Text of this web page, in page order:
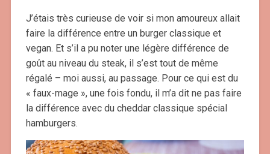
J’étais très curieuse de voir si mon amoureux allait
faire la différence entre un burger classique et
vegan. Et s’il a pu noter une légère différence de
goût au niveau du steak, il s’est tout de même
régalé – moi aussi, au passage. Pour ce qui est du
« faux-mage », une fois fondu, il m’a dit ne pas faire
la différence avec du cheddar classique spécial
hamburgers.